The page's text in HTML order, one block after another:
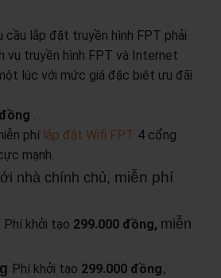
cầu lắp đặt truyền hình FPT phải
vụ truyền hình FPT và Internet
lúc với mức giá đặc biệt ưu đãi
.
phí lắp đặt Wifi FPT 4 cổng
mạnh.
nhà chính chủ, miễn phí
Phí khởi tạo 299.000 đồng, miễn
Phí khởi tạo 299.000 đồng,